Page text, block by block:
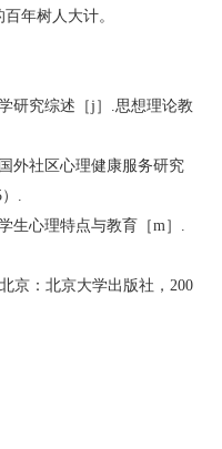
年树人大计。
究综述［j］.思想理论教
社区心理健康服务研究
.
心理特点与教育［m］.
：北京大学出版社，200